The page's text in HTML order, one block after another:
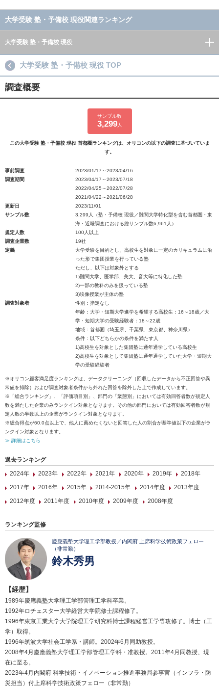
大学受験 塾・予備校 現役関連ランキング
大学受験 塾・予備校 現役
大学受験 塾・予備校 現役 TOP
調査概要
サンプル数
3,299人
この大学受験 塾・予備校 現役 首都圏ランキングは、オリコンの以下の調査に基づいていま
す。
事前調査
2023/01/17～2023/04/16
調査期間
2023/04/17～2023/07/18
2022/04/25～2022/07/28
2021/04/22～2021/06/28
更新日
2023/11/01
サンプル数
3,299人（塾・予備校 現役／難関大学特化型を含む首都圏・東
海・近畿調査における総サンプル数6,961人）
規定人数
100人以上
調査企業数
19社
定義
大学受験を目的とし、高校生を対象に一定のカリキュラムに沿
った形で集団授業を行っている塾
ただし、以下は対象外とする
1)難関大学、医学部、美大、音大等に特化した塾
2)一部の教科のみを扱っている塾
3)映像授業が主体の塾
調査対象者
性別：指定なし
年齢：大学・短期大学進学を希望する高校生：16～18歳／大
学・短期大学の受験経験者：18～22歳
地域：首都圏（埼玉県、千葉県、東京都、神奈川県）
条件：以下どちらかの条件を満たす人
1)高校生を対象とした集団塾に通年通学している高校生
2)高校生を対象として集団塾に通年通学していた大学・短期大
学の受験経験者
※オリコン顧客満足度ランキングは、データクリーニング（回収したデータから不正回答や異
常値を排除）および調査対象者条件から外れた回答を除外した上で作成しています。
※「総合ランキング」、「評価項目別」、部門の「業態別」においては有効回答者数が規定人
数を満たした企業のみランクイン対象となります。その他の部門においては有効回答者数が規
定人数の半数以上の企業がランクイン対象となります。
※総合得点が60.0点以上で、他人に薦めたくないと回答した人の割合が基準値以下の企業がラ
ンクイン対象となります。
≫ 詳細はこちら
過去ランキング
2024年
2023年 2022年 2021年 2020年 2019年
2018年
2017年
2016年 2015年 2014-2015年 2014年度
2013年度
2012年度
2011年度 2010年度 2009年度 2008年度
ランキング監修
慶應義塾大学理工学部教授／内閣府 上席科学技術政策フェロー
（非常勤）
鈴木秀男
【経歴】
1989年慶應義塾大学理工学部管理工学科卒業。
1992年ロチェスター大学経営大学院修士課程修了。
1996年東京工業大学大学院理工学研究科博士課程経営工学専攻修了。博士（工
学）取得。
1996年筑波大学社会工学系・講師。2002年6月同助教授。
2008年4月慶應義塾大学理工学部管理工学科・准教授。2011年4月同教授、現
在に至る。
2023年4月内閣府 科学技術・イノベーション推進事務局参事官（インフラ・防
災担当）付上席科学技術政策フェロー（非常勤）